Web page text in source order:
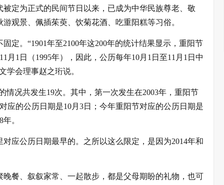
定为正式的民间节日以来，已成为中华民族尊老、敬
观景、佩插茱萸、饮菊花酒、吃重阳糕等习俗。
定。“1901年至2100年这200年的统计结果显示，重阳节
月1日（1995年），因此，公历每年10月1日至11月1日中
学会理事赵之珩说。
情况共发生19次。其中，第一次发生在2003年，重阳节
应的公历日期是10月3日；今年重阳节对应的公历日期是
。
应公历日期最早的。之所以这么限定，是因为2014年和
餐、叙叙家常、一起散步，都是父母期盼的礼物，也可